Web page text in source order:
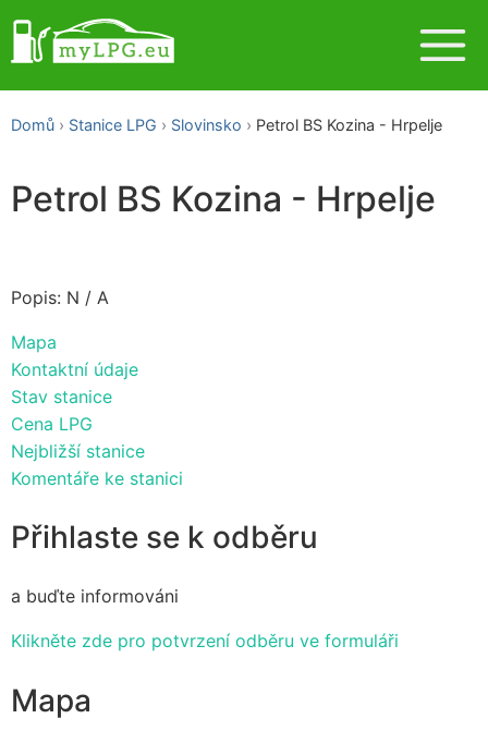
Domů Stanice LPG Slovinsko Petrol BS Kozina - Hrpelje
Petrol BS Kozina - Hrpelje
Popis: N / A
Mapa
Kontaktní údaje
Stav stanice
Cena LPG
Nejbližší stanice
Komentáře ke stanici
Přihlaste se k odběru
a buďte informováni
Klikněte zde pro potvrzení odběru ve formuláři
Mapa